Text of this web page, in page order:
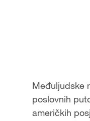
Međuljudske
poslovnih
američkih